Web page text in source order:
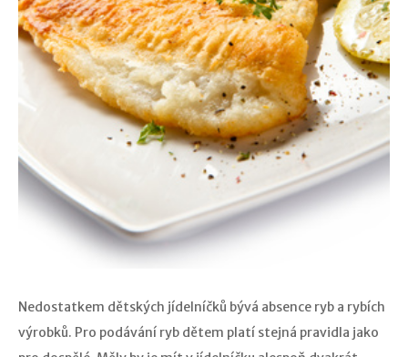
Nedostatkem dětských jídelníčků bývá absence ryb a rybích
výrobků. Pro podávání ryb dětem platí stejná pravidla jako